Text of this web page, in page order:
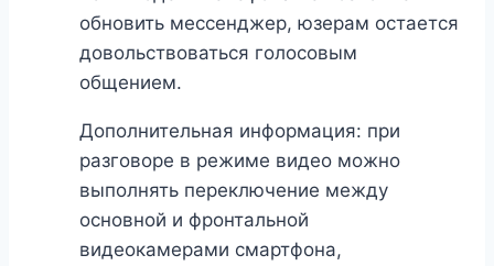
обновить мессенджер, юзерам остается
довольствоваться голосовым
общением.
Дополнительная информация: при
разговоре в режиме видео можно
выполнять переключение между
основной и фронтальной
видеокамерами смартфона,